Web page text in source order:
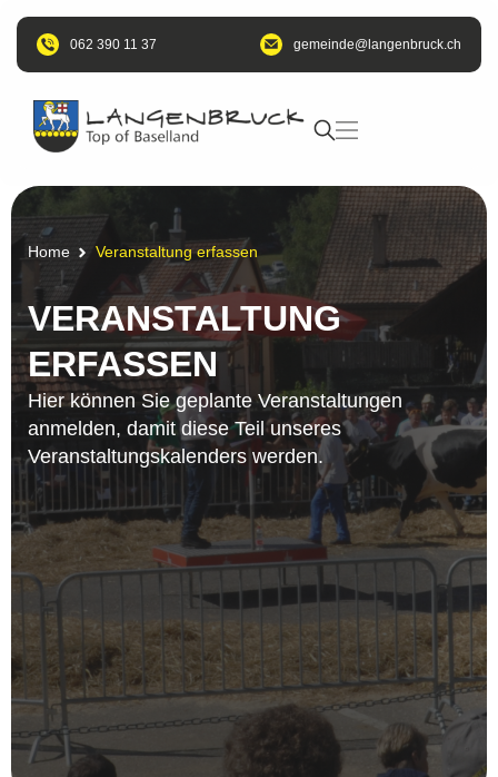
062 390 11 37 hc.kcurbnegnal
@edniemeg
Home Veranstaltung erfassen
VERANSTALTUNG
ERFASSEN
Hier können Sie geplante Veranstaltungen
anmelden, damit diese Teil unseres
Veranstaltungskalenders werden.